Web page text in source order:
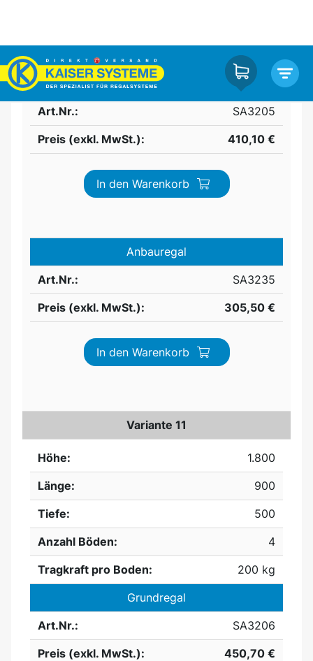
Tragkraft pro Boden:
200 kg
Grundregal
Art.Nr.:
SA3205
Preis (exkl. MwSt.):
410,10 €
In den Warenkorb
Anbauregal
Art.Nr.:
SA3235
Preis (exkl. MwSt.):
305,50 €
In den Warenkorb
Variante 11
Höhe:
1.800
Länge:
900
Tiefe:
500
Anzahl Böden:
4
Tragkraft pro Boden:
200 kg
Grundregal
Art.Nr.:
SA3206
Preis (exkl. MwSt.):
450,70 €